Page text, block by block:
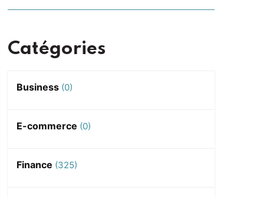
Catégories
Business (0)
E-commerce (0)
Finance (325)